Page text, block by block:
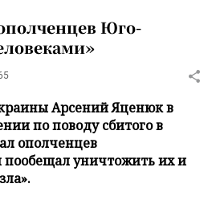
Юго-
Арсений Яценюк в
по поводу сбитого в
ополченцев
пообещал уничтожить их и